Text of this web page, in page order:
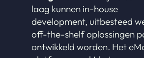
laag kunnen in-house
development, uitbesteed
off-the-shelf oplossingen
ontwikkeld worden. Het